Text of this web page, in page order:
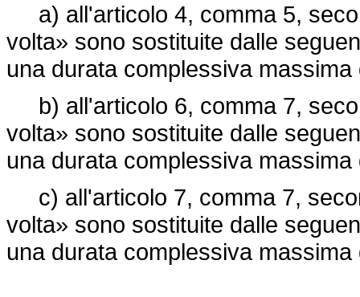
a) all'articolo 4, comma 5,
volta» sono sostituite dalle
una durata complessiva
b) all'articolo 6, comma 7,
volta» sono sostituite dalle
una durata complessiva
c) all'articolo 7, comma 7,
volta» sono sostituite dalle
una durata complessiva